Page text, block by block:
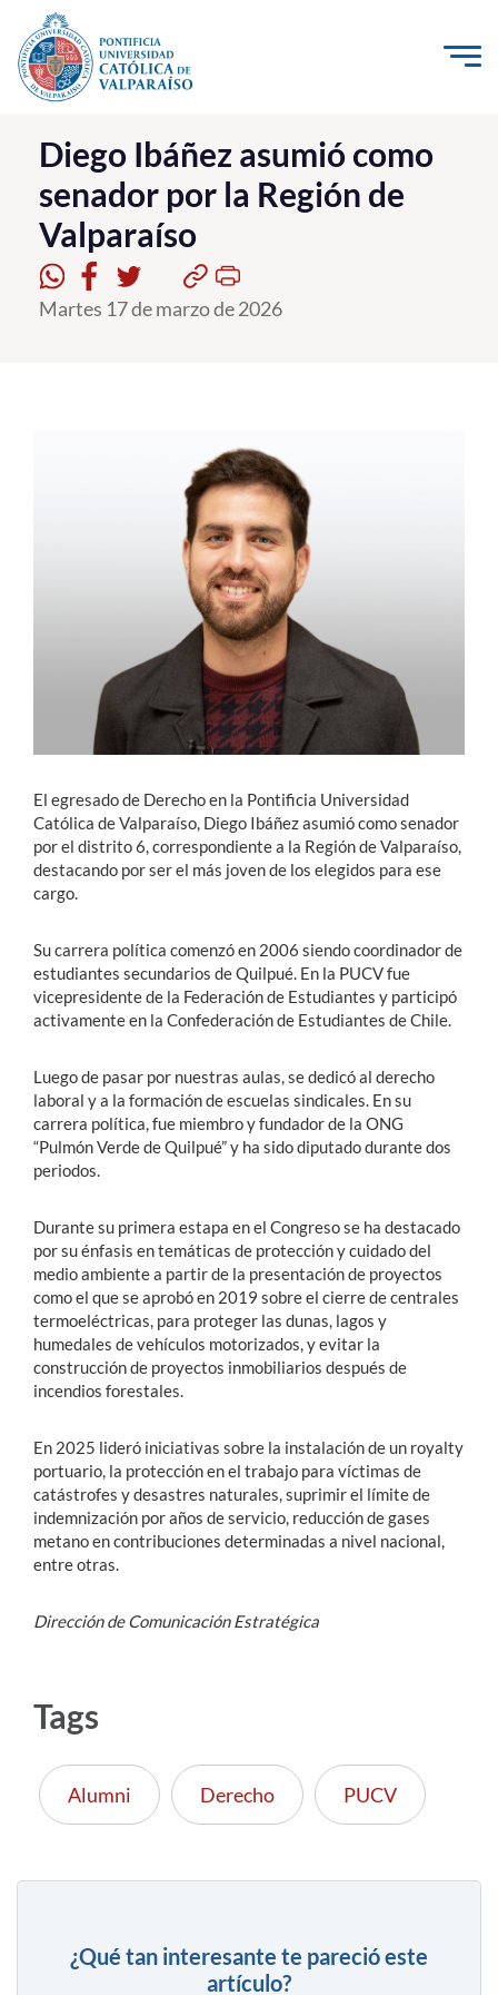
Click acá para ir directamente al contenido
La Universidad
Investigación, Creación e Innovación
PUCV Internacional
Vinculación con el Medio
Diego Ibáñez asumió como
senador por la Región de
Valparaíso
Martes 17 de marzo de 2026
El egresado de Derecho en la Pontificia Universidad
Católica de Valparaíso, Diego Ibáñez asumió como senador
por el distrito 6, correspondiente a la Región de Valparaíso,
destacando por ser el más joven de los elegidos para ese
cargo.
Su carrera política comenzó en 2006 siendo coordinador de
estudiantes secundarios de Quilpué. En la PUCV fue
vicepresidente de la Federación de Estudiantes y participó
activamente en la Confederación de Estudiantes de Chile.
Luego de pasar por nuestras aulas, se dedicó al derecho
laboral y a la formación de escuelas sindicales. En su
carrera política, fue miembro y fundador de la ONG
“Pulmón Verde de Quilpué” y ha sido diputado durante dos
periodos.
Durante su primera estapa en el Congreso se ha destacado
por su énfasis en temáticas de protección y cuidado del
medio ambiente a partir de la presentación de proyectos
como el que se aprobó en 2019 sobre el cierre de centrales
termoeléctricas, para proteger las dunas, lagos y
humedales de vehículos motorizados, y evitar la
construcción de proyectos inmobiliarios después de
incendios forestales.
En 2025 lideró iniciativas sobre la instalación de un royalty
portuario, la protección en el trabajo para víctimas de
catástrofes y desastres naturales, suprimir el límite de
indemnización por años de servicio, reducción de gases
metano en contribuciones determinadas a nivel nacional,
entre otras.
Dirección de Comunicación Estratégica​
Tags
Alumni Derecho PUCV
¿Qué tan interesante te pareció este
artículo?